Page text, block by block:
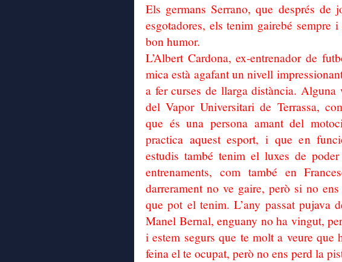
Els germans Serrano, que després de
esgotadores, els tenim gairebé sempre
bon humor.
L’Albert Cardona, ex-entrenador de
mica està agafant un nivell
a fer curses de llarga distància. Alguna
del Vapor Universitari de Terrassa,
que és una persona amant del
practica aquest esport, i que en
estudis també tenim el luxes de
entrenaments, com també en
darrerament no ve gaire, però si no
que pot el tenim. L’any passat pujava
Manel Bernal, enguany no ha vingut,
i estem segurs que te molt a veure que
feina el te ocupat, però no ens perd la